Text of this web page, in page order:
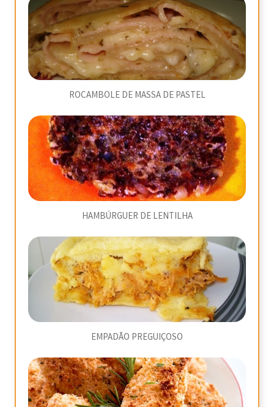
ROCAMBOLE DE MASSA DE PASTEL
HAMBÚRGUER DE LENTILHA
EMPADÃO PREGUIÇOSO